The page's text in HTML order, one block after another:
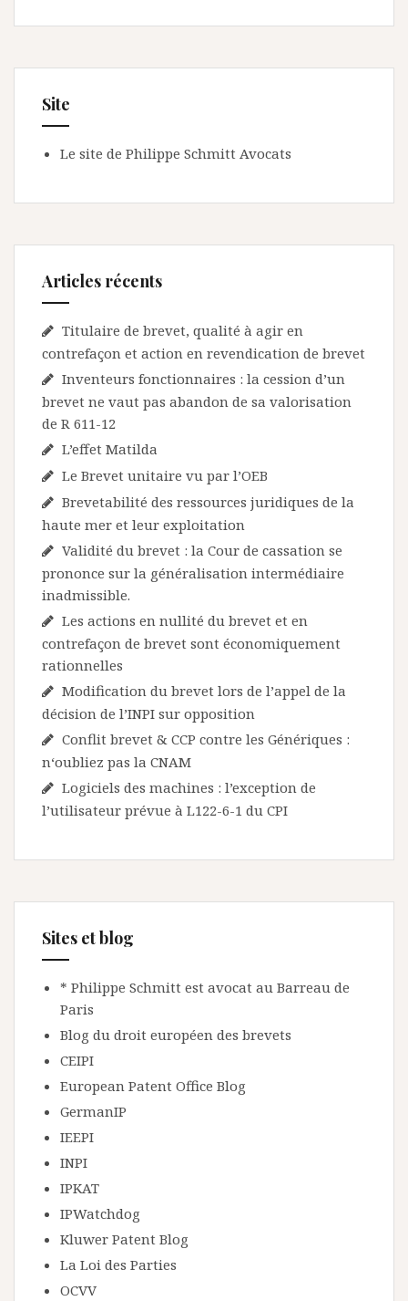
Site
Le site de Philippe Schmitt Avocats
Articles récents
Titulaire de brevet, qualité à agir en
contrefaçon et action en revendication de brevet
Inventeurs fonctionnaires : la cession d’un
brevet ne vaut pas abandon de sa valorisation
de R 611-12
L’effet Matilda
Le Brevet unitaire vu par l’OEB
Brevetabilité des ressources juridiques de la
haute mer et leur exploitation
Validité du brevet : la Cour de cassation se
prononce sur la généralisation intermédiaire
inadmissible.
Les actions en nullité du brevet et en
contrefaçon de brevet sont économiquement
rationnelles
Modification du brevet lors de l’appel de la
décision de l’INPI sur opposition
Conflit brevet & CCP contre les Génériques :
n‘oubliez pas la CNAM
Logiciels des machines : l’exception de
l’utilisateur prévue à L122-6-1 du CPI
Sites et blog
* Philippe Schmitt est avocat au Barreau de
Paris
Blog du droit européen des brevets
CEIPI
European Patent Office Blog
GermanIP
IEEPI
INPI
IPKAT
IPWatchdog
Kluwer Patent Blog
La Loi des Parties
OCVV